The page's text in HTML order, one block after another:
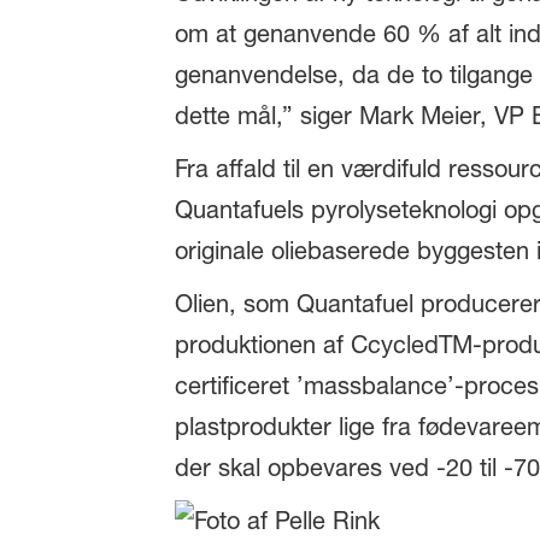
om at genanvende 60 % af alt
genanvendelse, da de to
dette mål,” siger Mark Meier, VP
Fra affald til en værdifuld
Quantafuels pyrolyseteknologi
originale oliebaserede byggesten
Olien, som Quantafuel
produktionen af ​​CcycledTM-
certificeret ’massbalance’-
plastprodukter lige fra
der skal opbevares ved -20 til -